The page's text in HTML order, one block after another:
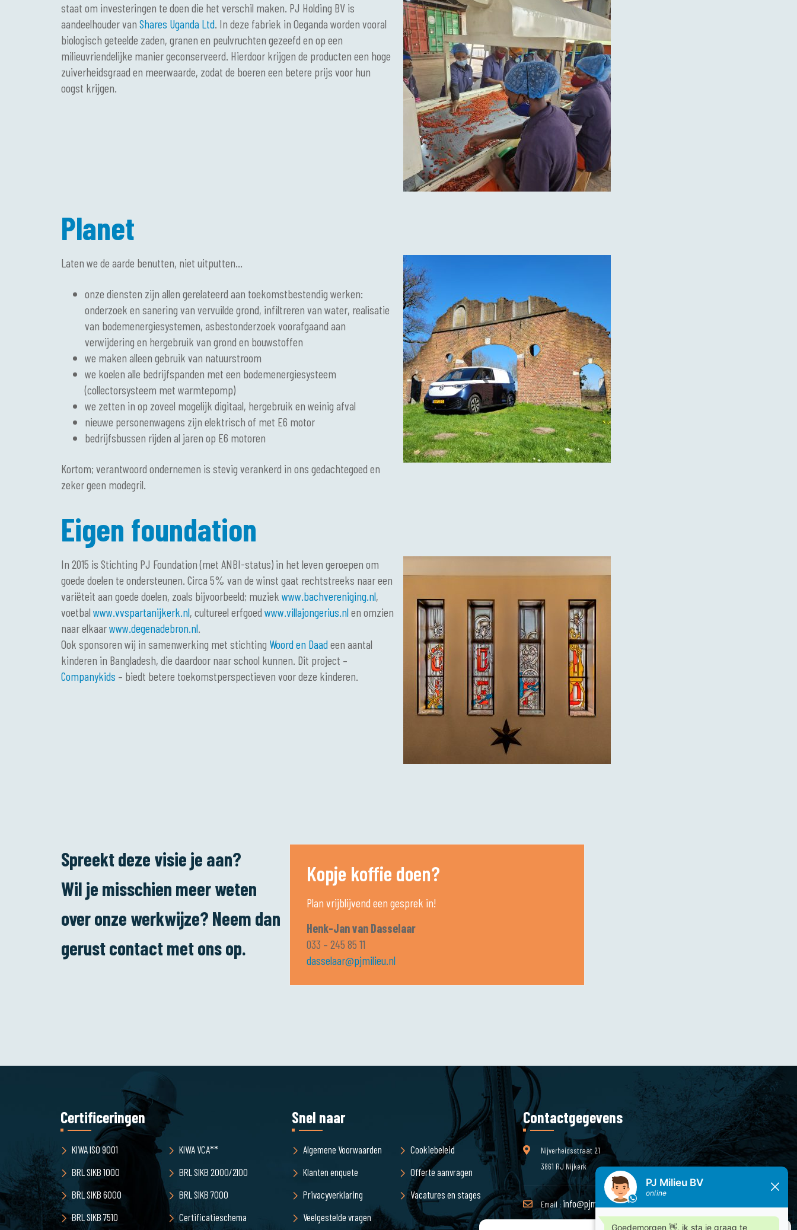
staat om investeringen te doen die het verschil maken. PJ Holding BV is
aandeelhouder van Shares Uganda Ltd. In deze fabriek in Oeganda worden vooral
biologisch geteelde zaden, granen en peulvruchten gezeefd en op een
milieuvriendelijke manier geconserveerd. Hierdoor krijgen de producten een hoge
zuiverheidsgraad en meerwaarde, zodat de boeren een betere prijs voor hun
oogst krijgen.
Planet
Laten we de aarde benutten, niet uitputten…
onze diensten zijn allen gerelateerd aan toekomstbestendig werken:
onderzoek en sanering van vervuilde grond, infiltreren van water, realisatie
van bodemenergiesystemen, asbestonderzoek voorafgaand aan
verwijdering en hergebruik van grond en bouwstoffen
we maken alleen gebruik van natuurstroom
we koelen alle bedrijfspanden met een bodemenergiesysteem
(collectorsysteem met warmtepomp)
we zetten in op zoveel mogelijk digitaal, hergebruik en weinig afval
nieuwe personenwagens zijn elektrisch of met E6 motor
bedrijfsbussen rijden al jaren op E6 motoren
Kortom; verantwoord ondernemen is stevig verankerd in ons gedachtegoed en
zeker geen modegril.
Eigen foundation
In 2015 is Stichting PJ Foundation (met ANBI-status) in het leven geroepen om
goede doelen te ondersteunen. Circa 5% van de winst gaat rechtstreeks naar een
variëteit aan goede doelen, zoals bijvoorbeeld; muziek www.bachvereniging.nl,
voetbal www.vvspartanijkerk.nl, cultureel erfgoed www.villajongerius.nlen omzien
naar elkaarwww.degenadebron.nl.
Ook sponsoren wij in samenwerking met stichting Woord en Daadeen aantal
kinderen in Bangladesh, die daardoor naar school kunnen. Dit project –
Companykids – biedt betere toekomstperspectieven voor deze kinderen.
Spreekt deze visie je aan?
Wil je misschien meer weten
over onze werkwijze? Neem dan
gerust contact met ons op.
Kopje koffie doen?
Plan vrijblijvend een gesprek in!
Henk-Jan van Dasselaar
033 – 245 85 11
dasselaar@pjmilieu.nl
Certificeringen
KIWA ISO 9001
KIWA VCA**
BRL SIKB 1000
BRL SIKB 2000/2100
BRL SIKB 6000
BRL SIKB 7000
BRL SIKB 7510
Certificatieschema
Snel naar
Algemene Voorwaarden
Cookiebeleid
Klanten enquete
Offerte aanvragen
Privacyverklaring
Vacatures en stages
Veelgestelde vragen
Contactgegevens
Nijverheidsstraat 21
3861 RJ Nijkerk
Email : info@pjmilieu.nl